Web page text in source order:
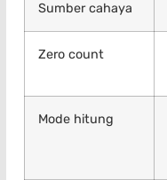
Sumber cahaya
Zero count
Mode hitung